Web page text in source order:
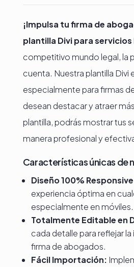
¡Impulsa tu firma de
plantilla Divi para servicios
competitivo mundo legal, la
cuenta. Nuestra plantilla Divi
especialmente para firmas
desean destacar y atraer
plantilla, podrás mostrar tus
manera profesional y
Características únicas de
Diseño 100%
experiencia óptima en
especialmente en móviles.
Totalmente Editable en
cada detalle para reflejar
firma de abogados.
Fácil Importación: